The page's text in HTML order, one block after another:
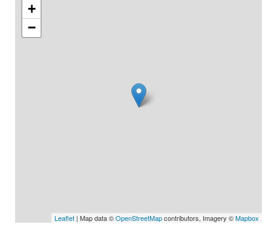
+
−
Leaflet | Map data ©OpenStreetMapcontributors, Imagery ©Mapbox